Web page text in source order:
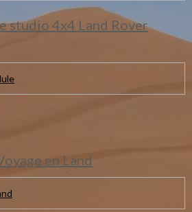
studio 4x4 Land Rover
en Land